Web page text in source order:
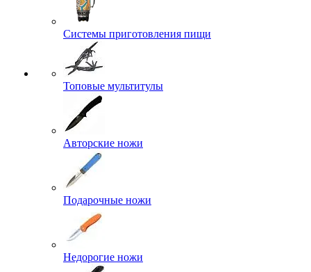
Системы приготовления пищи
Топовые мультитулы
Авторские ножи
Подарочные ножи
Недорогие ножи